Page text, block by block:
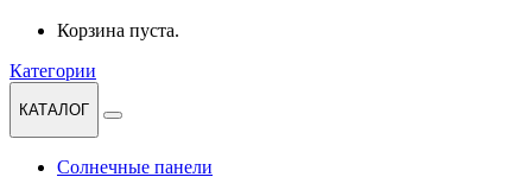
Корзина пуста.
Категории
КАТАЛОГ
Солнечные панели